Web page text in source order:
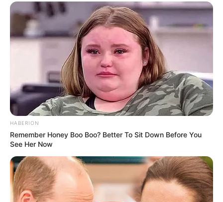
9. Dengan menggunakan manik-manik bisa membuat
berbagai macam bentuk, salah satunya bentuk mata
(foto: reddit/seaminglysera)
HABERION
Remember Honey Boo Boo? Better To Sit Down Before You
See Her Now